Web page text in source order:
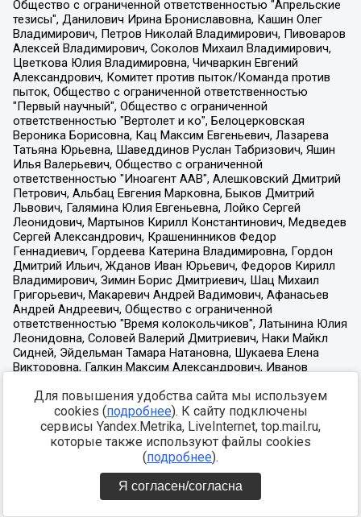
Для повышения удобства сайта мы используем
cookies (подробнее). К сайту подключены
сервисы Yandex.Metrika, LiveInternet, top.mail.ru,
которые также используют файлы cookies
(подробнее).
Я согласен/согласна